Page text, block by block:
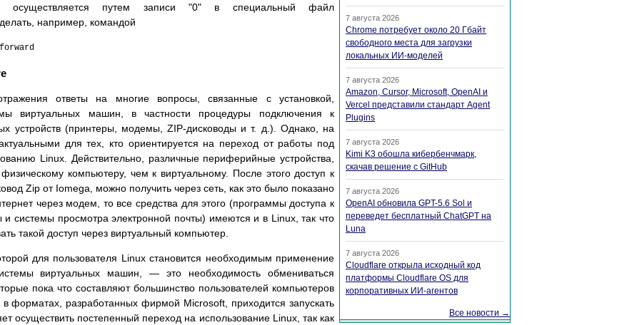
путем записи "0" в специальный файл
например, командой
ответы на многие вопросы, связанные с установкой,
виртуальных машин, в частности процедуры подключения к
устройств (принтеры, модемы, ZIP-дисководы и т. д.). Однако, на
для тех, кто ориентируется на переход от работы под
Linux. Действительно, различные периферийные устройства,
компьютеру, чем к виртуальному. После этого доступ к
Zip от Iomega, можно получить через сеть, как это было показано
через модем, то все средства для этого (программы доступа к
системы просмотра электронной почты) имеются и в Linux, так что
такой доступ через виртуальный компьютер.
для пользователя Linux становится необходимым применение
виртуальных машин, — это необходимость обмениваться
пока что составляют большинство пользователей компьютеров
форматах, разработанных фирмой Microsoft, приходится запускать
осуществить постепенный переход на использование Linux, так как
7 августа 2026
Chrome потребует около 20 Гбайт
свободного места для загрузки
локальных ИИ-моделей
7 августа 2026
Amazon, Cursor, Microsoft, OpenAI и
Vercel представили стандарт Agent
Plugins
7 августа 2026
Kimi K3 обошла кибербенчмарк,
скачав решение с GitHub
7 августа 2026
OpenAI обновила GPT-5.6 Sol и
переведет бесплатный ChatGPT на
Luna
7 августа 2026
Cloudflare открыла исходный код
платформы Cloudflare OS для
корпоративных ИИ-агентов
Все новости →